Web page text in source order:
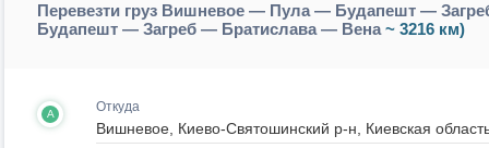
Перевезти груз Вишневое — Пула — Будапешт —
Будапешт — Загреб — Братислава — Вена~ 3216 км)
A Откуда